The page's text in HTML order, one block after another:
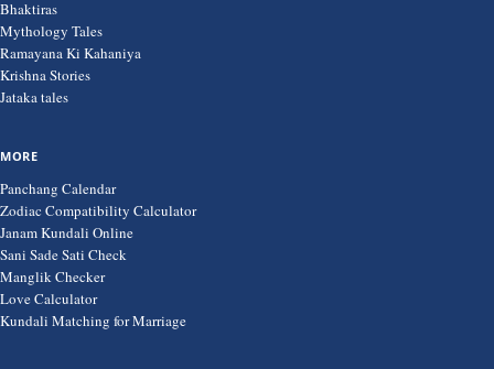
Bhaktiras
Mythology Tales
Ramayana Ki Kahaniya
Krishna Stories
Jataka tales
MORE
Panchang Calendar
Zodiac Compatibility Calculator
Janam Kundali Online
Sani Sade Sati Check
Manglik Checker
Love Calculator
Kundali Matching for Marriage